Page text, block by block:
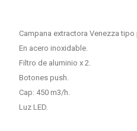
Campana extractora Venezza
En acero inoxidable.
Filtro de aluminio x 2.
Botones push.
Cap: 450 m3/h.
Luz LED.